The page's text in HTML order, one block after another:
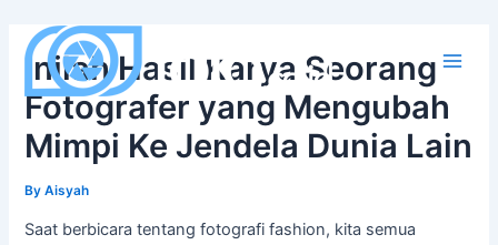
content
Inilah Hasil Karya Seorang
Fotografer yang Mengubah
Mimpi Ke Jendela Dunia Lain
ByAisyah
Saat berbicara tentang fotografi fashion, kita semua